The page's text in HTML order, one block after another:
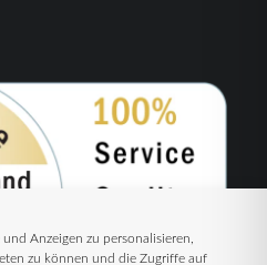
Anzeigen zu personalisieren,
zu können und die Zugriffe auf